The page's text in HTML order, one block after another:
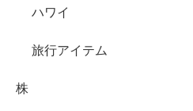
ハワイ
旅行アイテム
株